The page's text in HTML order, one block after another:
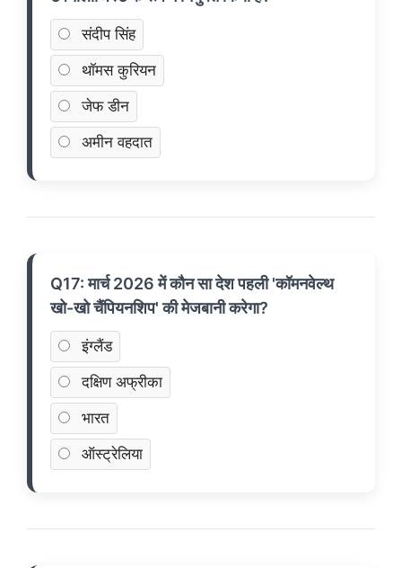
संदीप सिंह
थॉमस कुरियन
जेफ डीन
अमीन वहदात
Q17: मार्च 2026 में कौन सा देश पहली 'कॉमनवेल्थ
खो-खो चैंपियनशिप' की मेजबानी करेगा?
इंग्लैंड
दक्षिण अफ्रीका
भारत
ऑस्ट्रेलिया